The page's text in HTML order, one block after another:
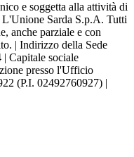
e soggetta alla attività di
L'Unione Sarda S.p.A. Tutti
anche parziale e con
| Indirizzo della Sede
Capitale sociale
presso l'Ufficio
(P.I. 02492760927) |